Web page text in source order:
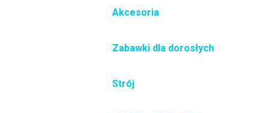
Akcesoria
Zabawki dla dorosłych
Strój